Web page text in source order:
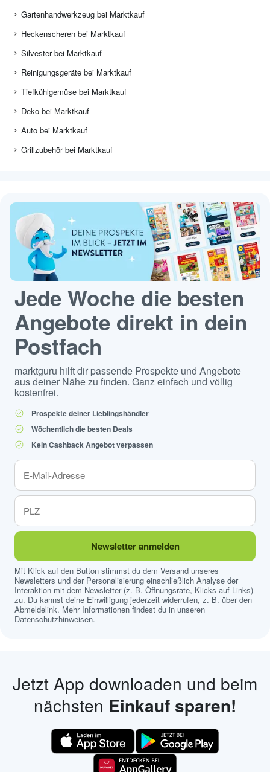
Gartenhandwerkzeug bei Marktkauf
Heckenscheren bei Marktkauf
Silvester bei Marktkauf
Reinigungsgeräte bei Marktkauf
Tiefkühlgemüse bei Marktkauf
Deko bei Marktkauf
Auto bei Marktkauf
Grillzubehör bei Marktkauf
Jede Woche die besten
Angebote direkt in dein
Postfach
marktguru hilft dir passende Prospekte und Angebote
aus deiner Nähe zu finden. Ganz einfach und völlig
kostenfrei.
Prospekte deiner Lieblingshändler
Wöchentlich die besten Deals
Kein Cashback Angebot verpassen
Newsletter anmelden
Mit Klick auf den Button stimmst du dem Versand unseres
Newsletters und der Personalisierung einschließlich Analyse der
Interaktion mit dem Newsletter (z. B. Öffnungsrate, Klicks auf Links)
zu. Du kannst deine Einwilligung jederzeit widerrufen, z. B. über den
Abmeldelink. Mehr Informationen findest du in unseren
Datenschutzhinweisen.
Jetzt App downloaden und beim
nächsten Einkauf sparen!